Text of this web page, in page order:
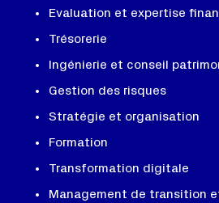
Evaluation et expertise
Trésorerie
Ingénierie et conseil
Gestion des risques
Stratégie et organisation
Formation
Transformation digitale
Management de transition